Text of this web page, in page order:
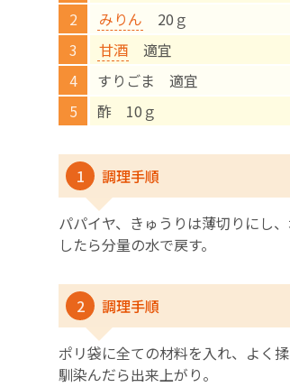
みりん 20ｇ
甘酒 適宜
すりごま 適宜
酢 10ｇ
1 調理手順
パパイヤ、きゅうりは薄切りにし
したら分量の水で戻す。
2 調理手順
ポリ袋に全ての材料を入れ、よく
馴染んだら出来上がり。